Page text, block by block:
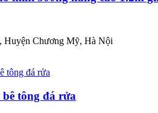
Huyện Chương Mỹ, Hà Nội
tông đá rửa